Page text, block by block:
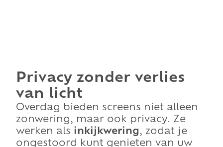
Privacy zonder verlies
van licht
Overdag bieden screens niet alleen
zonwering, maar ook privacy. Ze
werken als inkijkwering, zodat je
ongestoord kunt genieten van uw